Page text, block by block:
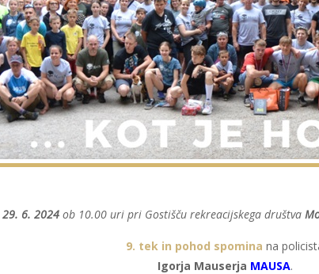
29. 6. 2024 ob 10.00 uri pri Gostišču rekreacijskega društva
9. tek in pohod spomina na
Igorja Mauserja MAUSA.